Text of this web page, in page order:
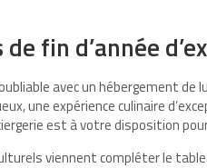
fin d’année
avec un hébergementde
une expérience culinaire
est à votre disposition
viennent compléter le